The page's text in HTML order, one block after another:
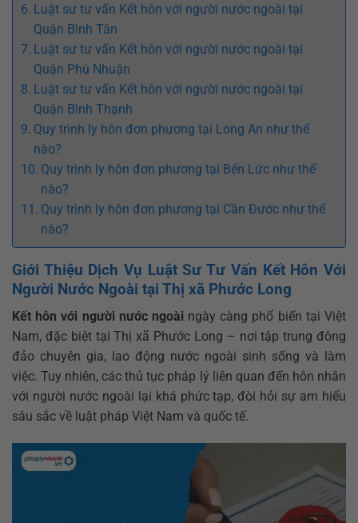
Luật sư tư vấn Kết hôn với người nước ngoài tại
Quận Bình Tân
Luật sư tư vấn Kết hôn với người nước ngoài tại
Quận Phú Nhuận
Luật sư tư vấn Kết hôn với người nước ngoài tại
Quận Bình Thạnh
Quy trình ly hôn đơn phương tại Long An như thế
nào?
Quy trình ly hôn đơn phương tại Bến Lức như thế
nào?
Quy trình ly hôn đơn phương tại Cần Đước như thế
nào?
Giới Thiệu Dịch Vụ Luật Sư Tư Vấn Kết Hôn Với
Người Nước Ngoài tại Thị xã Phước Long
Kết hôn với người nước ngoài ngày càng phổ biến tại Việt
Nam, đặc biệt tại Thị xã Phước Long – nơi tập trung đông
đảo chuyên gia, lao động nước ngoài sinh sống và làm
việc. Tuy nhiên, các thủ tục pháp lý liên quan đến hôn nhân
với người nước ngoài lại khá phức tạp, đòi hỏi sự am hiểu
sâu sắc về luật pháp Việt Nam và quốc tế.